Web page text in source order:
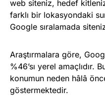
web siteniz, hedef
farklı bir lokasyondaki
Google sıralamada
Araştırmalara göre,
%46’sı yerel amaçlıdır.
konumun neden hâlâ
göstermektedir.